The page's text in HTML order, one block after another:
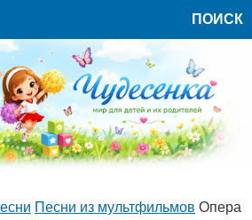
ПОИСК
Песни из мультфильмов Опера